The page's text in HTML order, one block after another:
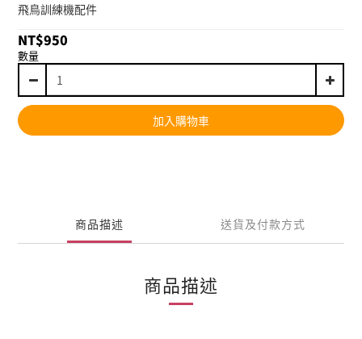
飛鳥訓練機配件
NT$950
數量
加入購物車
商品描述 送貨及付款方式
商品描述